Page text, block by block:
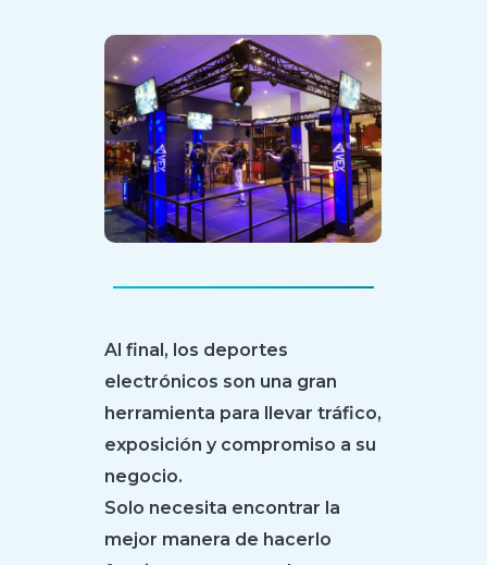
Al final, los deportes
electrónicos son una gran
herramienta para llevar tráfico,
exposición y compromiso a su
negocio.
Solo necesita encontrar la
mejor manera de hacerlo